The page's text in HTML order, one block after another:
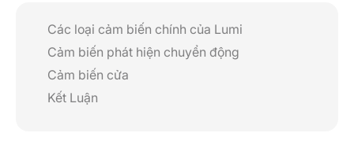
Các loại cảm biến chính của Lumi
Cảm biến phát hiện chuyển động
Cảm biến cửa
Kết Luận